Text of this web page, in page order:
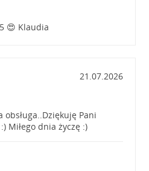
😍 Klaudia
21.07.2026
obsługa..Dziękuję Pani
Miłego dnia życzę :)